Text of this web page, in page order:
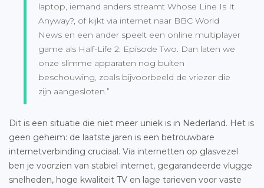
laptop, iemand anders streamt Whose Line Is It
Anyway?, of kijkt via internet naar BBC World
News en een ander speelt een online multiplayer
game als Half-Life 2: Episode Two. Dan laten we
onze slimme apparaten nog buiten
beschouwing, zoals bijvoorbeeld de vriezer die
zijn aangesloten.”
Dit is een situatie die niet meer uniek is in Nederland. Het is
geen geheim: de laatste jaren is een betrouwbare
internetverbinding cruciaal. Via internetten op glasvezel
ben je voorzien van stabiel internet, gegarandeerde vlugge
snelheden, hoge kwaliteit TV en lage tarieven voor vaste